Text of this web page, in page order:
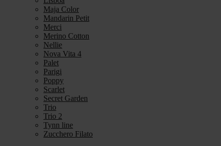
Maja Color
Mandarin Petit
Merci
Merino Cotton
Nellie
Nova Vita 4
Palet
Parigi
Poppy
Scarlet
Secret Garden
Trio
Trio 2
Tynn line
Zucchero Filato